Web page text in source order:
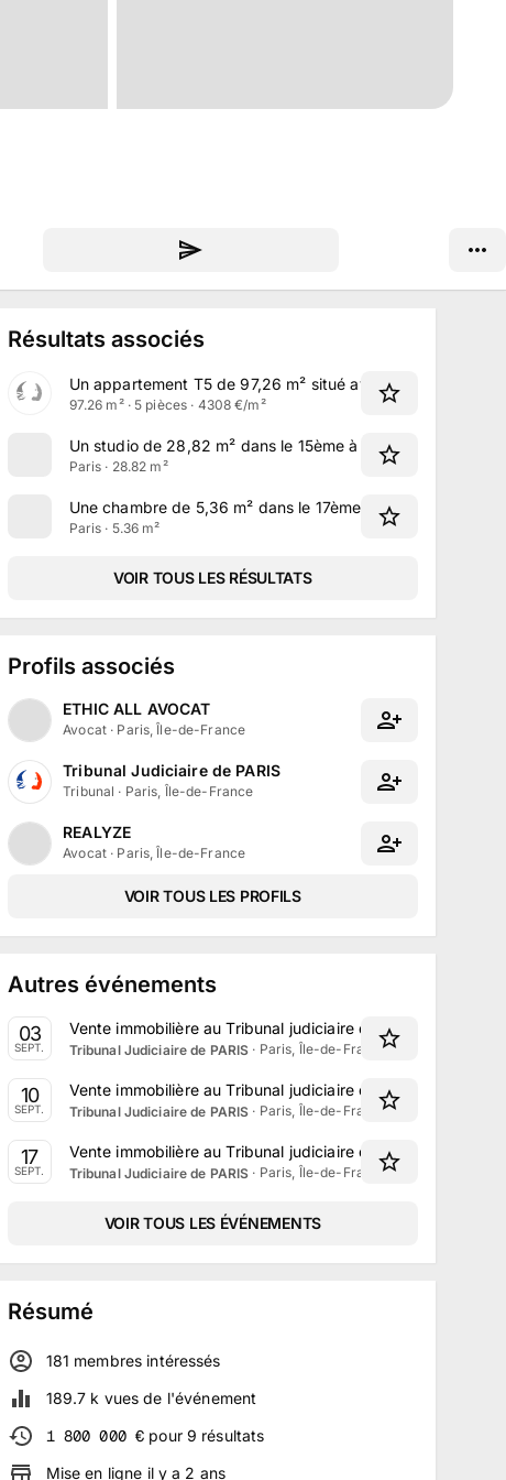
Résultats associés
Un appartement T5 de 97,26 m² situé avenue Henri
97.26 m² · 5 pièces · 4308 €/m²
Un studio de 28,82 m² dans le 15ème à Paris
Paris · 28.82 m²
Une chambre de 5,36 m² dans le 17ème à Paris
Paris · 5.36 m²
VOIR TOUS LES RÉSULTATS
Profils associés
ETHIC ALL AVOCAT
Avocat · Paris, Île-de-France
Tribunal Judiciaire de PARIS
Tribunal · Paris, Île-de-France
REALYZE
Avocat · Paris, Île-de-France
VOIR TOUS LES PROFILS
Autres événements
03
SEPT.
Vente immobilière au Tribunal judiciaire de Paris le 3
Tribunal Judiciaire de PARIS · Paris, Île-de-France
10
SEPT.
Vente immobilière au Tribunal judiciaire de Paris le 10
Tribunal Judiciaire de PARIS · Paris, Île-de-France
17
SEPT.
Vente immobilière au Tribunal judiciaire de Paris le 17
Tribunal Judiciaire de PARIS · Paris, Île-de-France
VOIR TOUS LES ÉVÉNEMENTS
Résumé
181 membres intéressés
189.7 k vues de l'événement
1 800 000 € pour 9 résultats
Mise en ligne il y a 2 ans